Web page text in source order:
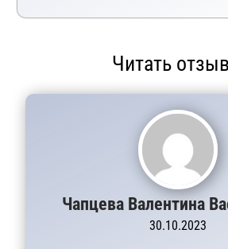
Читать
Чапцева Валентина
30.10.2023